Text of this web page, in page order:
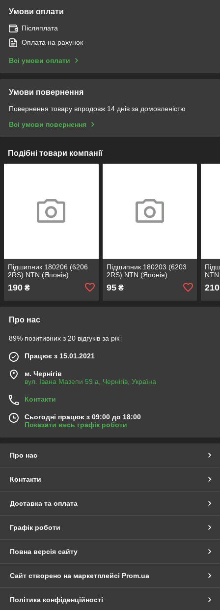
Умови оплати
Післяплата
Оплата на рахунок
Всі умови оплати
Умови повернення
Повернення товару впродовж 14 днів за домовленістю
Всі умови повернення
Подібні товари компанії
Підшипник 180206 (6206
2RS) NTN (Японія)
190 ₴
Підшипник 180203 (6203
2RS) NTN (Японія)
95₴ 210
Про нас
89% позитивних з 20 відгуків за рік
Працює з 15.01.2021
м. Чернігів
вул. Івана Мазепи 59 а, Чернігів, Україна
Контакти
Сьогодні працює з 09:00 до 18:00
Показати весь графік роботи
Про нас
Контакти
Доставка та оплата
Графік роботи
Повна версія сайту
Сайт створено на маркетплейсі Prom.ua
Політика конфіденційності